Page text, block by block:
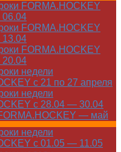
FORMA.HOCKEY
FORMA.HOCKEY
FORMA.HOCKEY
недели
с 21 по 27 апреля
недели
с 28.04 — 30.04
— май
недели
с 01.05 — 11.05